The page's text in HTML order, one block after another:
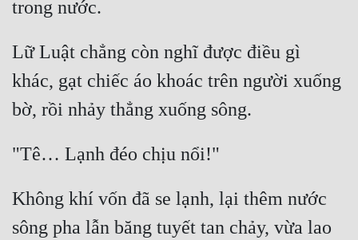
Du Hí
Dã Sử
Dị Giới
Dị Năng
Lữ Luật chẳng còn nghĩ được điều gì
khác, gạt chiếc áo khoác trên người xuống
Không khí vốn đã se lạnh, lại thêm nước
sông pha lẫn băng tuyết tan chảy, vừa lao